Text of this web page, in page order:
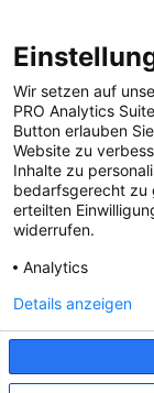
Multimedia
Social Media
PRESSEINFOS
Fotos & Media
Digitale
DKMS
DKMS Donor
IBAN:
BIC:
Wir setzen auf
PRO Analytics
Button erlauben
Website zu
Inhalte zu
bedarfsgerecht zu
erteilten
widerrufen.
Analytics
Details anzeigen